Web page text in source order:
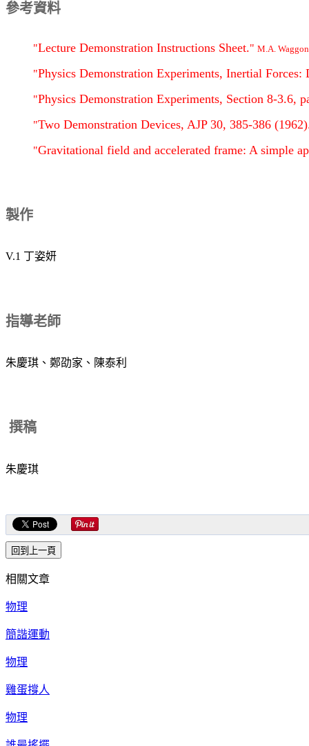
參考資料
"Lecture Demonstration Instructions Sheet." M.A.
"Physics Demonstration Experiments, Inertial Forces:
"Physics Demonstration Experiments, Section 8-3.6,
"Two Demonstration Devices, AJP 30, 385-386
"Gravitational field and accelerated frame: A simple
製作
V.1 丁姿妍
指導老師
朱慶琪、鄭劭家、陳泰利
撰稿
朱慶琪
相關文章
物理
簡諧運動
物理
雞蛋撐人
物理